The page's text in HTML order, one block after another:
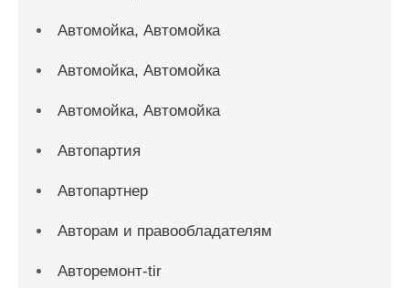
Автомойка, Автомойка
Автомойка, Автомойка
Автомойка, Автомойка
Автопартия
Автопартнер
Авторам и правообладателям
Авторемонт-tir